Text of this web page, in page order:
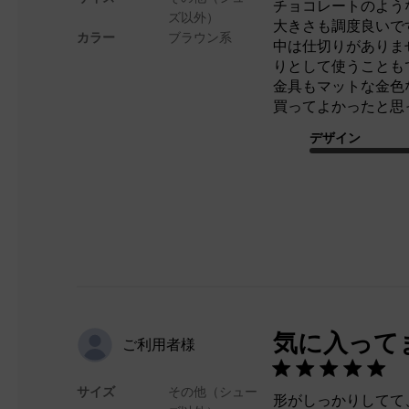
カラー
ズ以外）
ブラウン系
チョコレートのよ
大きさも調度良い
中は仕切りがあり
りとして使うこと
金具もマットな金
買ってよかったと
デザイン
ご利用者様
サイズ
その他（シュー
気に入って
形がしっかりして